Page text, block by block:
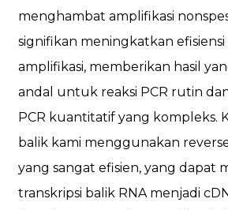
menghambat amplifikasi
signifikan meningkatkan efisiensi
amplifikasi, memberikan hasil
andal untuk reaksi PCR rutin
PCR kuantitatif yang kompleks.
balik kami menggunakan
yang sangat efisien, yang dapat
transkripsi balik RNA menjadi